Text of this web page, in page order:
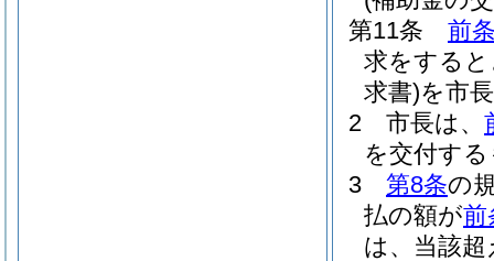
第11条
前
求をすると
求書)を市
2
市長は、
を交付す
3
第8条の
払の額が前
は、当該